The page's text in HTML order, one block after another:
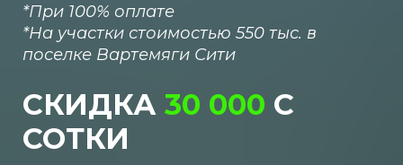
*При 100% оплате
*На участки стоимостью 550 тыс. в
поселке Вартемяги Сити
СКИДКА 30 000 С
СОТКИ